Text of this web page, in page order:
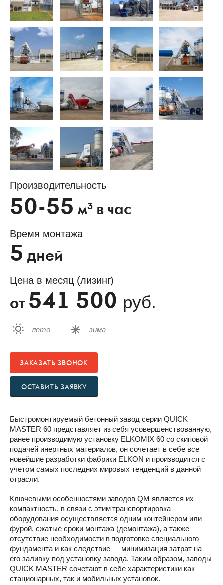
Производительность
50-55 м3 в час
Время монтажа
5 дней
Цена в месяц (лизинг)
от 541 500 руб.
лето зима
ЗАКАЗАТЬ ЗВОНОК
ОСТАВИТЬ ЗАЯВКУ
Быстромонтируемый бетонный завод серии QUICK
MASTER 60 представляет из себя усовершенствованную,
ранее производимую установку ELKOMIX 60 со скиповой
подачей инертных материалов, он сочетает в себе все
новейшие разработки фабрики ELKON и производится с
учетом самых последних мировых тенденций в данной
отрасли.
Ключевыми особенностями заводов QM является их
компактность, в связи с этим транспортировка
оборудования осуществляется одним контейнером или
фурой, сжатые сроки монтажа (демонтажа), а также
отсутствие необходимости в подготовке специального
фундамента и как следствие — минимизация затрат на
его заливку под установку завода. Таким образом, заводы
QUICK MASTER сочетают в себе характеристики как
стационарных, так и мобильных установок.